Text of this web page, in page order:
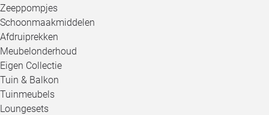
Zeeppompjes
Schoonmaakmiddelen
Afdruiprekken
Meubelonderhoud
Eigen Collectie
Tuin & Balkon
Tuinmeubels
Loungesets